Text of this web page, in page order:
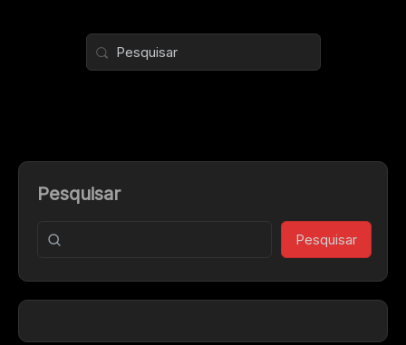
Pesquisar
Pesquisar